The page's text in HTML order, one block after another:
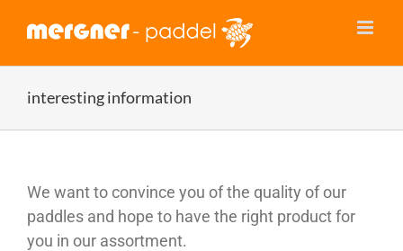
interesting information
We want to convince you of the quality of our
paddles and hope to have the right product for
you in our assortment.